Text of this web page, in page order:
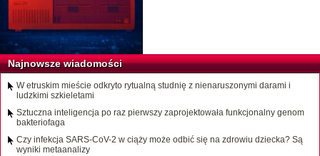
Najnowsze wiadomości
W etruskim mieście odkryto rytualną studnię z nienaruszonymi darami i
ludzkimi szkieletami
Sztuczna inteligencja po raz pierwszy zaprojektowała funkcjonalny genom
bakteriofaga
Czy infekcja SARS-CoV-2 w ciąży może odbić się na zdrowiu dziecka? Są
wyniki metaanalizy